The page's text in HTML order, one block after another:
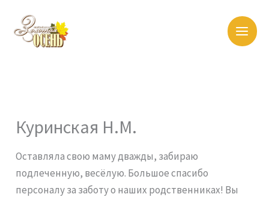
содержимому
Куринская Н.М.
Оставляла свою маму дважды, забираю
подлеченную, весёлую. Большое спасибо
персоналу за заботу о наших родственниках! Вы